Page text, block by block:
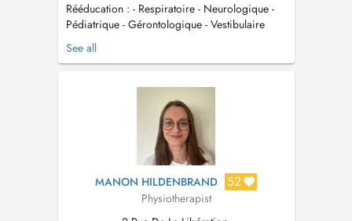
Rééducation : - Respiratoire - Neurologique -
Pédiatrique - Gérontologique - Vestibulaire
(Vertige Paroxystique Positionnel Bénin)
Thérapie manuelle Physiothérapie sportive
See all
MANON HILDENBRAND 52
Physiotherapist